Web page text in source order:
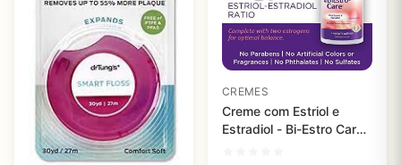
CREMES
Creme com Estriol e
Estradiol - Bi-Estro Care